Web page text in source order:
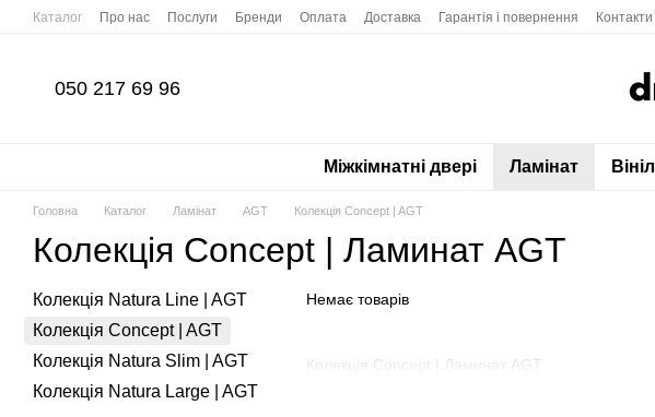
Перейти до основного контенту
Каталог Про нас Послуги Бренди Оплата Доставка Гарантія і повернення Контакти
050 217 69 96
Міжкімнатні двері Ламінат Вініл
Головна Каталог Ламінат AGT Колекція Concept | AGT
Колекція Concept | Ламинат AGT
Колекція Concept | Ламинат AGT
Немає товарів
Колекція Natura Line | AGT
Колекція Concept | AGT
Колекція Natura Slim | AGT
Колекція Natura Large | AGT